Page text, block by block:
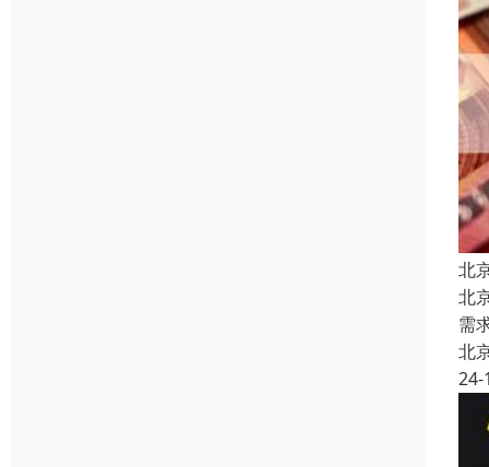
北
北
需
北
24-